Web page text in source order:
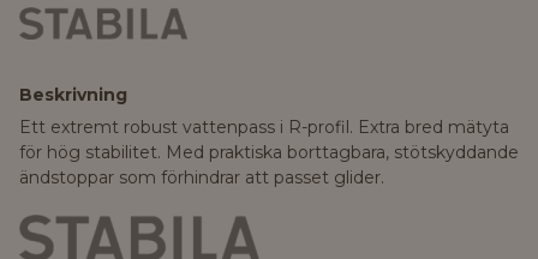
Beskrivning
Ett extremt robust vattenpass i R-profil. Extra bred mätyta
för hög stabilitet. Med praktiska borttagbara, stötskyddande
ändstoppar som förhindrar att passet glider.